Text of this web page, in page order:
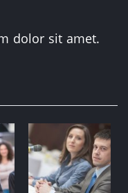
dolor sit amet.